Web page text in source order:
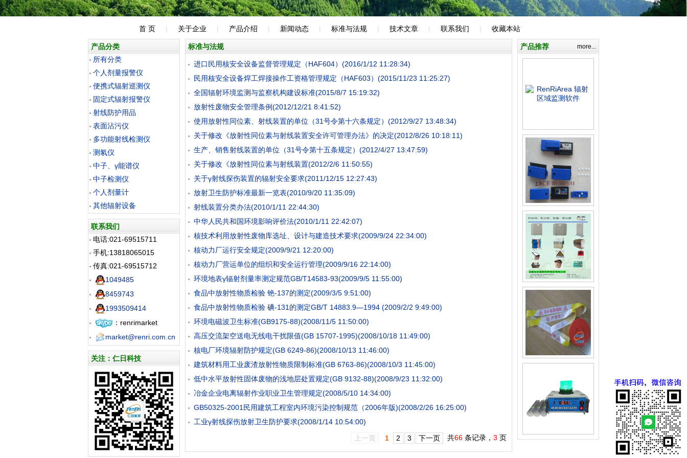
首 页 | 关于企业 | 产品介绍 | 新闻动态 | 标准与法规 | 技术文章 | 联系我们 | 收藏本站
产品分类
所有分类
个人剂量报警仪
便携式辐射巡测仪
固定式辐射报警仪
射线防护用品
表面沾污仪
多功能射线检测仪
测氡仪
中子、γ能谱仪
中子检测仪
个人剂量计
其他辐射设备
联系我们
电话:021-69515711
手机:13818065015
传真:021-69515712
1049485
8459743
1993509414
：renrimarket
market@renri.com.cn
关注：仁日科技
标准与法规
进口民用核安全设备监督管理规定（HAF604）(2016/1/12 11:28:34)
民用核安全设备焊工焊接操作工资格管理规定（HAF603）(2015/11/23 11:25:27)
全国辐射环境监测与监察机构建设标准(2015/8/7 15:19:32)
放射性废物安全管理条例(2012/12/21 8:41:52)
使用放射性同位素、射线装置的单位（31号令第十六条规定）(2012/9/27 13:48:34)
关于修改《放射性同位素与射线装置安全许可管理办法》的决定(2012/8/26 10:18:11)
生产、销售射线装置的单位（31号令第十五条规定）(2012/4/27 13:47:59)
关于修改《放射性同位素与射线装置(2012/2/6 11:50:55)
关于γ射线探伤装置的辐射安全要求(2011/12/15 12:27:43)
放射卫生防护标准最新一览表(2010/9/20 11:35:09)
射线装置分类办法(2010/1/11 22:44:30)
中华人民共和国环境影响评价法(2010/1/11 22:42:07)
核技术利用放射性废物库选址、设计与建造技术要求(2009/9/24 22:34:00)
核动力厂运行安全规定(2009/9/21 12:20:00)
核动力厂营运单位的组织和安全运行管理(2009/9/16 22:14:00)
环境地表γ辐射剂量率测定规范GB/T14583-93(2009/9/5 11:55:00)
食品中放射性物质检验 铯-137的测定(2009/3/5 9:51:00)
食品中放射性物质检验 碘-131的测定GB/T 14883.9—1994 (2009/2/2 9:49:00)
环境电磁波卫生标准(GB9175-88)(2008/11/5 11:50:00)
高压交流架空送电无线电干扰限值(GB 15707-1995)(2008/10/18 11:49:00)
核电厂环境辐射防护规定(GB 6249-86)(2008/10/13 11:46:00)
建筑材料用工业废渣放射性物质限制标准(GB 6763-86)(2008/10/3 11:45:00)
低中水平放射性固体废物的浅地层处置规定(GB 9132-88)(2008/9/23 11:32:00)
冶金企业电离辐射作业职业卫生管理规定(2008/5/10 14:34:00)
GB50325-2001民用建筑工程室内环境污染控制规范（2006年版)(2008/2/26 16:25:00)
工业γ射线探伤放射卫生防护要求(2008/1/14 10:54:00)
共66 条记录， 3 页
上一页 1 2 3 下一页
产品推荐 more...